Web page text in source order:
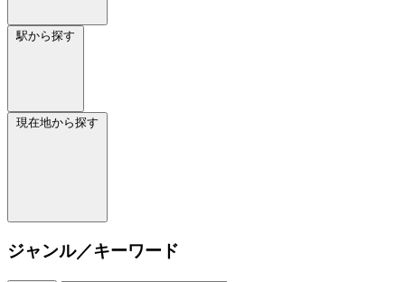
駅から探す
現在地から探す
ジャンル／キーワード